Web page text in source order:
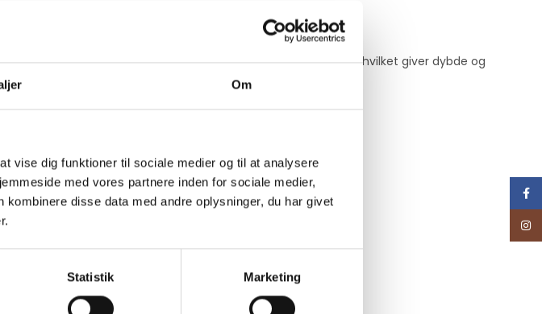
Om
vise dig funktioner til sociale medier og til at analysere
med vores partnere inden for sociale medier,
disse data med andre oplysninger, du har givet
Statistik Marketing
køkken. Smagen er let bitter med noter af nødder og karamel, hvilket giver dybde og
aroma.